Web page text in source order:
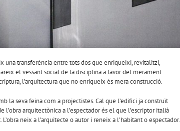
una transferència entre tots dos que enriqueixi, revitalitzi,
el vessant social de la disciplina a favor del merament
l’arquitectura que no enriqueix és mera construcció.
la seva feina com a projectistes. Cal que l’edifici ja construït
arquitectònica a l’espectador és el que l’escriptor italià
neix a l’arquitecte o autor i reneix a l’habitant o espectador.